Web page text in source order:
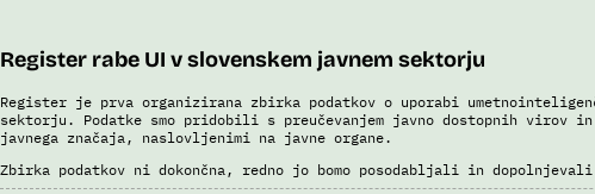
Register rabe UI v slovenskem javnem sektorju
Register je prva organizirana zbirka podatkov o uporabi
sektorju. Podatke smo pridobili s preučevanjem javno dostopnih virov
javnega značaja, naslovljenimi na javne organe.
Zbirka podatkov ni dokončna, redno jo bomo posodabljali in